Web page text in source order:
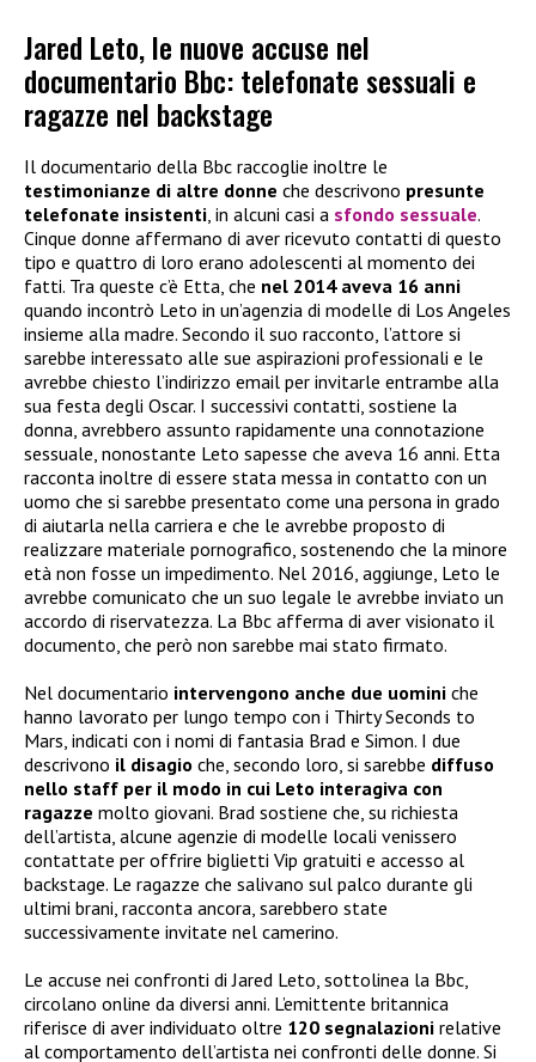
Jared Leto, le nuove accuse nel
documentario Bbc: telefonate sessuali e
ragazze nel backstage
Il documentario della Bbc raccoglie inoltre le
testimonianze di altre donne che descrivono presunte
telefonate insistenti , in alcuni casi a sfondo sessuale.
Cinque donne affermano di aver ricevuto contatti di questo
tipo e quattro di loro erano adolescenti al momento dei
fatti. Tra queste c’è Etta, che nel 2014 aveva 16 anni
quando incontrò Leto in un’agenzia di modelle di Los Angeles
insieme alla madre. Secondo il suo racconto, l’attore si
sarebbe interessato alle sue aspirazioni professionali e le
avrebbe chiesto l’indirizzo email per invitarle entrambe alla
sua festa degli Oscar. I successivi contatti, sostiene la
donna, avrebbero assunto rapidamente una connotazione
sessuale, nonostante Leto sapesse che aveva 16 anni. Etta
racconta inoltre di essere stata messa in contatto con un
uomo che si sarebbe presentato come una persona in grado
di aiutarla nella carriera e che le avrebbe proposto di
realizzare materiale pornografico, sostenendo che la minore
età non fosse un impedimento. Nel 2016, aggiunge, Leto le
avrebbe comunicato che un suo legale le avrebbe inviato un
accordo di riservatezza. La Bbc afferma di aver visionato il
documento, che però non sarebbe mai stato firmato.
Nel documentario intervengono anche due uomini che
hanno lavorato per lungo tempo con i Thirty Seconds to
Mars, indicati con i nomi di fantasia Brad e Simon. I due
descrivono il disagio che, secondo loro, si sarebbe diffuso
nello staff per il modo in cui Leto interagiva con
ragazze molto giovani. Brad sostiene che, su richiesta
dell’artista, alcune agenzie di modelle locali venissero
contattate per offrire biglietti Vip gratuiti e accesso al
backstage. Le ragazze che salivano sul palco durante gli
ultimi brani, racconta ancora, sarebbero state
successivamente invitate nel camerino.
Le accuse nei confronti di Jared Leto, sottolinea la Bbc,
circolano online da diversi anni. L’emittente britannica
riferisce di aver individuato oltre 120 segnalazioni relative
al comportamento dell’artista nei confronti delle donne. Si